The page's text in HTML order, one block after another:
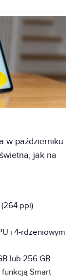
w październiku
jak na
ppi)
i 4-rdzeniowym
lub 256 GB
Smart